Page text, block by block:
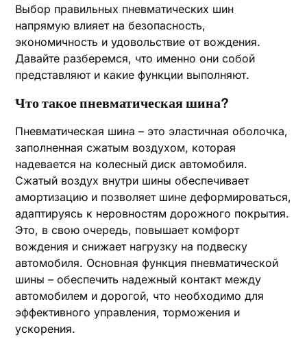
Выбор правильных пневматических шин
напрямую влияет на безопасность,
экономичность и удовольствие от вождения.
Давайте разберемся, что именно они собой
представляют и какие функции выполняют.
Что такое пневматическая шина?
Пневматическая шина – это эластичная оболочка,
заполненная сжатым воздухом, которая
надевается на колесный диск автомобиля.
Сжатый воздух внутри шины обеспечивает
амортизацию и позволяет шине деформироваться,
адаптируясь к неровностям дорожного покрытия.
Это, в свою очередь, повышает комфорт
вождения и снижает нагрузку на подвеску
автомобиля. Основная функция пневматической
шины – обеспечить надежный контакт между
автомобилем и дорогой, что необходимо для
эффективного управления, торможения и
ускорения.